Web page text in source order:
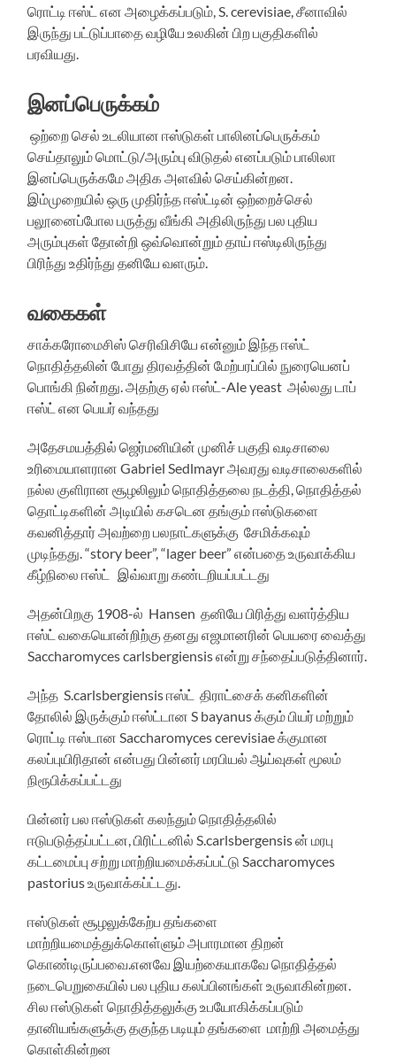
ரொட்டி ஈஸ்ட் என அழைக்கப்படும், S. cerevisiae, சீனாவில்
இருந்து பட்டுப்பாதை வழியே உலகின் பிற பகுதிகளில்
பரவியது.
இனப்பெருக்கம்
ஒற்றை செல் உடலியான ஈஸ்டுகள் பாலினப்பெருக்கம்
செய்தாலும் மொட்டு/அரும்பு விடுதல் எனப்படும் பாலிலா
இனப்பெருக்கமே அதிக அளவில் செய்கின்றன.
இம்முறையில் ஒரு முதிர்ந்த ஈஸ்ட்டின் ஒற்றைச்செல்
பலூனைப்போல பருத்து வீங்கி அதிலிருந்து பல புதிய
அரும்புகள் தோன்றி ஒவ்வொன்றும் தாய் ஈஸ்டிலிருந்து
பிரிந்து உதிர்ந்து தனியே வளரும்.
வகைகள்
சாக்கரோமைசிஸ் செரிவிசியே என்னும் இந்த ஈஸ்ட்
நொதித்தலின் போது திரவத்தின் மேற்பரப்பில் நுரையெனப்
பொங்கி நின்றது. அதற்கு ஏல் ஈஸ்ட்-Ale yeast அல்லது டாப்
ஈஸ்ட் என பெயர் வந்தது
அதேசமயத்தில் ஜெர்மனியின் முனிச் பகுதி வடிசாலை
உரிமையாளரான Gabriel Sedlmayr அவரது வடிசாலைகளில்
நல்ல குளிரான சூழலிலும் நொதித்தலை நடத்தி, நொதித்தல்
தொட்டிகளின் அடியில் கசடென தங்கும் ஈஸ்டுகளை
கவனித்தார் அவற்றை பலநாட்களுக்கு சேமிக்கவும்
முடிந்தது. “story beer”, “lager beer” என்பதை உருவாக்கிய
கீழ்நிலை ஈஸ்ட் இவ்வாறு கண்டறியப்பட்டது
அதன்பிறகு 1908-ல் Hansen தனியே பிரித்து வளர்த்திய
ஈஸ்ட் வகையொன்றிற்கு தனது எஜமானரின் பெயரை வைத்து
Saccharomyces carlsbergiensis என்று சந்தைப்படுத்தினார்.
அந்த S.carlsbergiensis ஈஸ்ட் திராட்சைக் கனிகளின்
தோலில் இருக்கும் ஈஸ்ட்டான S bayanus க்கும் பியர் மற்றும்
ரொட்டி ஈஸ்டான Saccharomyces cerevisiae க்குமான
கலப்புயிரிதான் என்பது பின்னர் மரபியல் ஆய்வுகள் மூலம்
நிரூபிக்கப்பட்டது
பின்னர் பல ஈஸ்டுகள் கலந்தும் நொதித்தலில்
ஈடுபடுத்தப்பட்டன, பிரிட்டனில் S.carlsbergensis ன் மரபு
கட்டமைப்பு சற்று மாற்றியமைக்கப்பட்டு Saccharomyces
pastorius உருவாக்கப்ட்டது.
ஈஸ்டுகள் சூழலுக்கேற்ப தங்களை
மாற்றியமைத்துக்கொள்ளும் அபாரமான திறன்
கொண்டிருப்பவை.எனவே இயற்கையாகவே நொதித்தல்
நடைபெறுகையில் பல புதிய கலப்பினங்கள் உருவாகின்றன.
சில ஈஸ்டுகள் நொதித்தலுக்கு உபயோகிக்கப்படும்
தானியங்களுக்கு தகுந்த படியும் தங்களை மாற்றி அமைத்து
கொள்கின்றன